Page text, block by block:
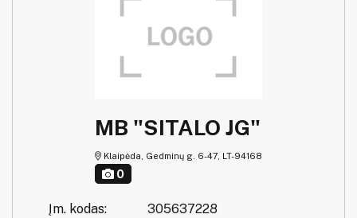
MB "SITALO JG"
Klaipėda, Gedminų g. 6-47, LT-94168
0
Įm. kodas:
305637228